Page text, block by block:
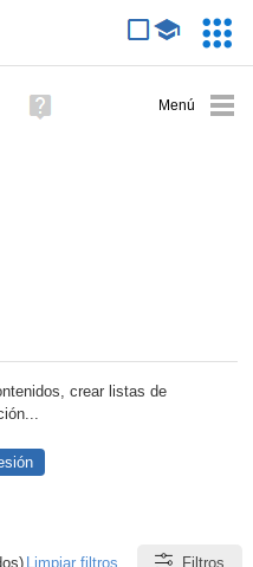
avanzada
Ayuda
(en
crear listas de
Limpiar filtros Filtros